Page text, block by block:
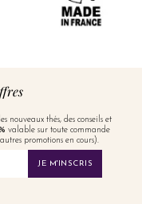
nouveaux thés, des conseils et
valable sur toute commande
promotions en cours).
JE M'INSCRIS